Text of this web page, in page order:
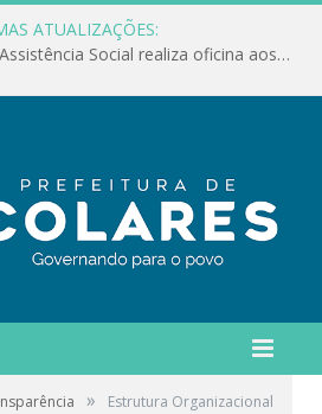
ATUALIZAÇÕES:
Conselho Municipal de Assistência Social realiza oficina aos servidores
» Estrutura Organizacional